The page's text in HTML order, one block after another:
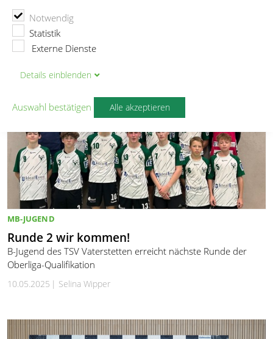
Notwendig
Statistik
Externe Dienste
Details einblenden
Auswahl bestätigen Alle akzeptieren
TSV Vaterstetten e.V.
News
MB-JUGEND
Runde 2 wir kommen!
B-Jugend des TSV Vaterstetten erreicht nächste Runde der
Oberliga-Qualifikation
10.05.2025 Selina Wipper